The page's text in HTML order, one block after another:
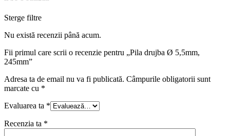
Sterge filtre
Nu există recenzii până acum.
Fii primul care scrii o recenzie pentru „Pila drujba Ø 5,5mm,
245mm”
Adresa ta de email nu va fi publicată. Câmpurile obligatorii sunt
marcate cu *
Evaluarea ta *
Recenzia ta *